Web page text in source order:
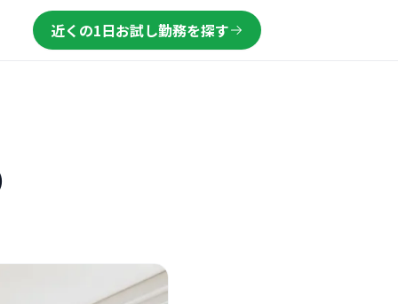
近くの1日お試し勤務を探す